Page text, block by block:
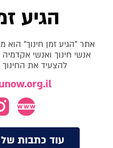
הגיע
אתר "הגיע זמן חינוך" הוא
אנשי חינוך ואנשי
להצעיד את
עוד כתבות של